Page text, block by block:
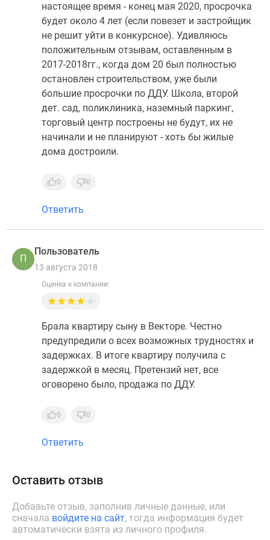
недвижимости
Аналитика
Покупателю
Экспертиза
новостроек
Эксперты
Контакты
сайте
Апартаменты
#траншевая
#рассрочка
скидками
Видео
360°
новостроек
Субсидированная
настоящее время - конец мая 2020, просрочка
будет около 4 лет (если повезет и застройщик
не решит уйти в конкурсное). Удивляюсь
положительным отзывам, оставленным в
2017-2018гг., когда дом 20 был полностью
остановлен строительством, уже были
большие просрочки по ДДУ. Школа, второй
дет. сад, поликлиника, наземный паркинг,
торговый центр построены не будут, их не
начинали и не планируют - хоть бы жилые
дома достроили.
0 0
Ответить
П
Пользователь
13 августа 2018
Оценка к компании:
Брала квартиру сыну в Векторе. Честно
предупредили о всех возможных трудностях и
задержках. В итоге квартиру получила с
задержкой в месяц. Претензий нет, все
оговорено было, продажа по ДДУ.
0 0
Ответить
Оставить отзыв
Добавьте отзыв, заполнив личные данные, или
сначала войдите на сайт, тогда информация будет
автоматически взята из личного профиля.